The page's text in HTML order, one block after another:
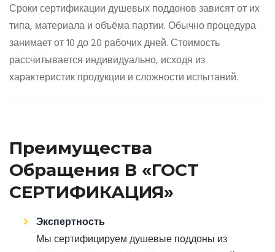
Сроки сертификации душевых поддонов зависят от их
типа, материала и объёма партии. Обычно процедура
занимает от 10 до 20 рабочих дней. Стоимость
рассчитывается индивидуально, исходя из
характеристик продукции и сложности испытаний.
Преимущества
Обращения В «ГОСТ
СЕРТИФИКАЦИЯ»
Экспертность
Мы сертифицируем душевые поддоны из